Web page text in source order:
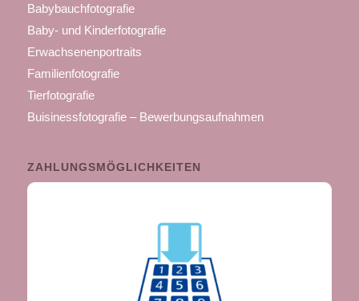
Babybauchfotografie
Baby- und Kinderfotografie
Erwachsenenportraits
Familienfotografie
Tierfotografie
Buisinessfotografie – Bewerbungsaufnahmen
ZAHLUNGSMÖGLICHKEITEN